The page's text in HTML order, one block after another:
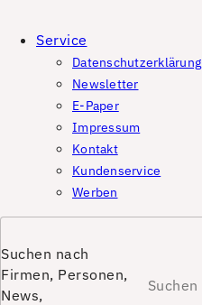
Service
Datenschutzerklärung
Newsletter
E-Paper
Impressum
Kontakt
Kundenservice
Werben
Suchen nach
Firmen, Personen,
News,